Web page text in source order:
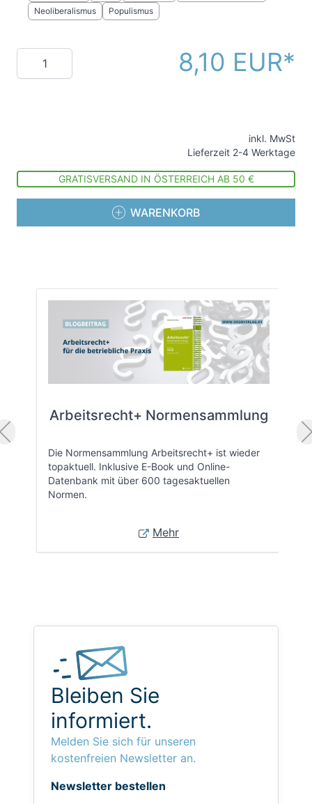
Neoliberalismus Populismus
Menge 8,10 EUR
inkl. MwSt
Lieferzeit 2-4 Werktage
GRATISVERSAND IN ÖSTERREICH AB 50 €
WARENKORB
Arbeitsrecht+ Normensammlung
Die Normensammlung Arbeitsrecht+ ist wieder
topaktuell. Inklusive E-Book und Online-
Datenbank mit über 600 tagesaktuellen
Normen.
Mehr
Bleiben Sie
informiert.
Melden Sie sich für unseren
kostenfreien Newsletter an.